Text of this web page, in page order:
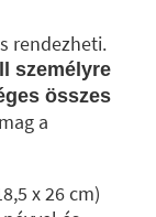
rendezheti.
személyre
összes
a
x 26 cm)